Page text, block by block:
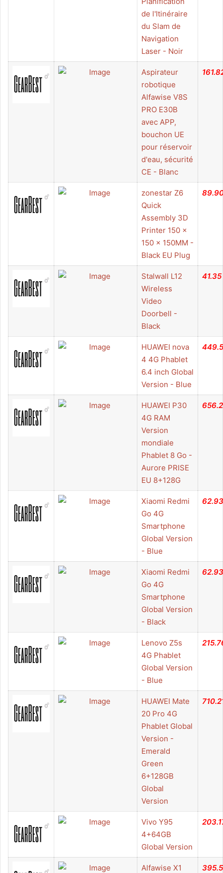
de l'Itinéraire
du Slam de
Navigation
Laser - Noir
Aspirateur
robotique
Alfawise V8S
PRO E30B
avec APP,
bouchon UE
pour réservoir
d'eau, sécurité
CE - Blanc
zonestar Z6
Quick
Assembly 3D
Printer 150 x
150 x 150MM -
Black EU Plug
Stalwall L12
Wireless
Video
Doorbell -
Black
41.35
HUAWEI nova
4 4G Phablet
6.4 inch Global
Version - Blue
HUAWEI P30
4G RAM
Version
mondiale
Phablet 8 Go -
Aurore PRISE
EU 8+128G
Xiaomi Redmi
Go 4G
Smartphone
Global Version
- Blue
62.93
Xiaomi Redmi
Go 4G
Smartphone
Global Version
- Black
62.93
Lenovo Z5s
4G Phablet
Global Version
- Blue
HUAWEI Mate
20 Pro 4G
Phablet Global
Version -
Emerald
Green
6+128GB
Global
Version
Vivo Y95
4+64GB
Global Version
Alfawise X1